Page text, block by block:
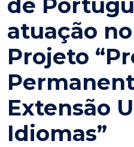
de
atuação
Projeto
Extensão
Idiomas”